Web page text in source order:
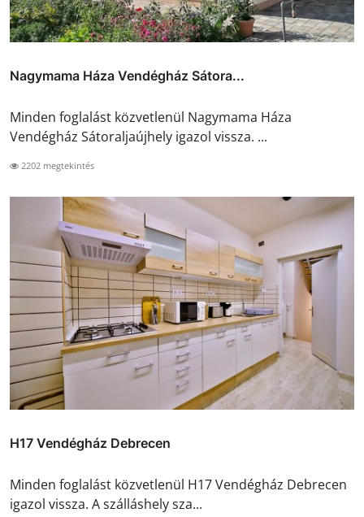
Nagymama Háza Vendégház Sátora...
Minden foglalást közvetlenül Nagymama Háza
Vendégház Sátoraljaújhely igazol vissza. ...
2202 megtekintés
H17 Vendégház Debrecen
Minden foglalást közvetlenül H17 Vendégház Debrecen
igazol vissza. A szálláshely sza...